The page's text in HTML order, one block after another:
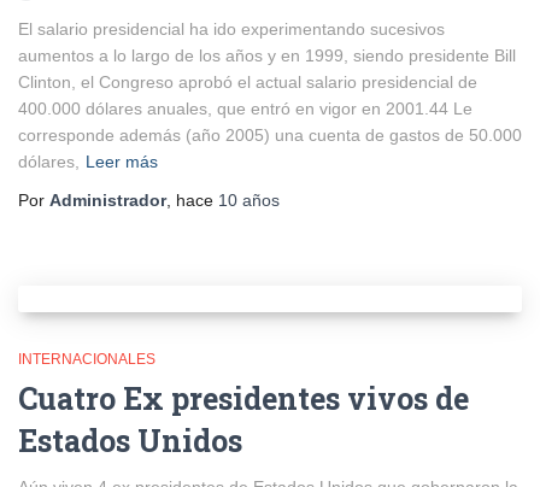
El salario presidencial ha ido experimentando sucesivos
aumentos a lo largo de los años y en 1999, siendo presidente Bill
Clinton, el Congreso aprobó el actual salario presidencial de
400.000 dólares anuales, que entró en vigor en 2001.44 Le
corresponde además (año 2005) una cuenta de gastos de 50.000
dólares,
Leer más
Por Administrador, hace 10 años
INTERNACIONALES
Cuatro Ex presidentes vivos de
Estados Unidos